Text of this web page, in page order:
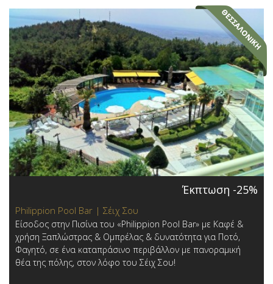
Έκπτωση -25%
Philippion Pool Bar | Σέιχ Σου
Είσοδος στην Πισίνα του «Philippion Pool Bar» με Καφέ &
χρήση Ξαπλώστρας & Ομπρέλας & δυνατότητα για Ποτό,
Φαγητό, σε ένα καταπράσινο περιβάλλον με πανοραμική
θέα της πόλης, στον λόφο του Σέιχ Σου!